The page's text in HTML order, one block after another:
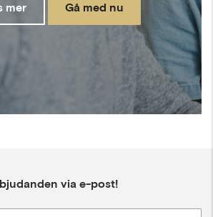
mer Gå med nu
via e-post!